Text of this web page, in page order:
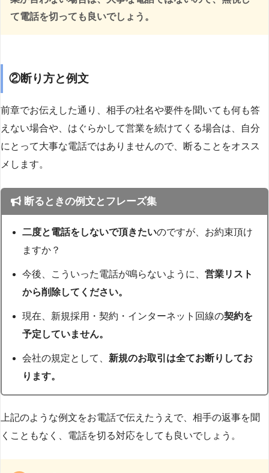
て電話を切っても良いでしょう。
②断り方と例文
前章でお伝えした通り、相手の社名や要件を聞いても何も答
えない場合や、はぐらかして営業を続けてくる場合は、自分
にとって大事な電話ではありませんので、断ることをオスス
メします。
断るときの例文とフレーズ集
二度と電話をしないで頂きたいのですが、お約束頂け
ますか？
今後、こういった電話が鳴らないように、営業リスト
から削除してください。
現在、新規採用・契約・インターネット回線の契約を
予定していません。
会社の規定として、 新規のお取引は全てお断りしてお
ります。
上記のような例文をお電話で伝えたうえで、相手の返事を聞
くこともなく、電話を切る対応をしても良いでしょう。